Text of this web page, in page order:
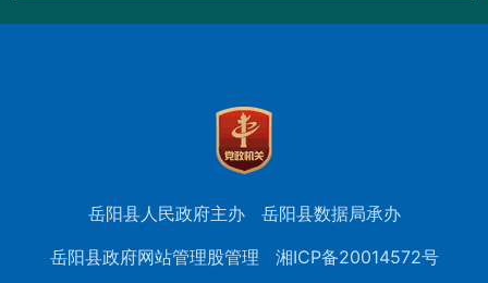
岳阳县人民政府主办
岳阳县数据局承办
岳阳县政府网站管理股管理
湘ICP备20014572号